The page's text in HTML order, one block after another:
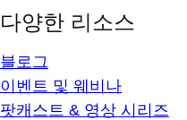
다양한 리소스
블로그
이벤트 및 웨비나
팟캐스트 & 영상 시리즈